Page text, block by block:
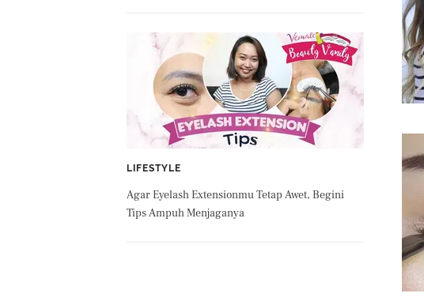
LIFESTYLE
Agar Eyelash Extensionmu Tetap Awet, Begini
Tips Ampuh Menjaganya